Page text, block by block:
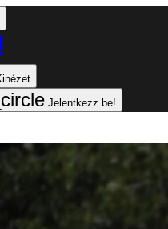
Jelentkezz be!